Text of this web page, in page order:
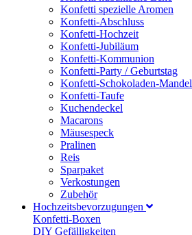
Konfetti spezielle Aromen
Konfetti-Abschluss
Konfetti-Hochzeit
Konfetti-Jubiläum
Konfetti-Kommunion
Konfetti-Party / Geburtstag
Konfetti-Schokoladen-Mandel
Konfetti-Taufe
Kuchendeckel
Macarons
Mäusespeck
Pralinen
Reis
Sparpaket
Verkostungen
Zubehör
Hochzeitsbevorzugungen
Konfetti-Boxen
DIY Gefälligkeiten